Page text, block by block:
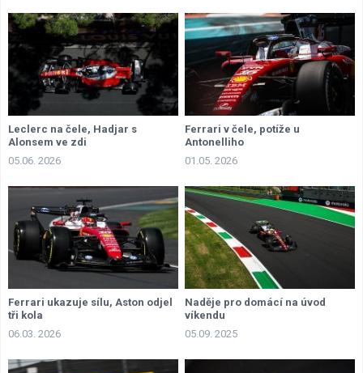
Leclerc na čele, Hadjar s
Alonsem ve zdi
05.06. 2026
Ferrari v čele, potíže u
Antonelliho
01.05. 2026
Ferrari ukazuje sílu, Aston odjel
tři kola
06.03. 2026
Naděje pro domácí na úvod
víkendu
05.09. 2025